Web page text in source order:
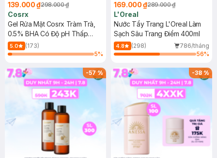
139.000 ₫298.000 ₫
Cosrx
Gel Rửa Mặt Cosrx Tràm Trà,
0.5% BHA Có Độ pH Thấp
150ml
5.0
(173)
5%
169.000 ₫289.000 ₫
L'Oreal
Nước Tẩy Trang L'Oreal Làm
Sạch Sâu Trang Điểm 400ml
4.8 (298)
786/tháng
56%
-57% -38%